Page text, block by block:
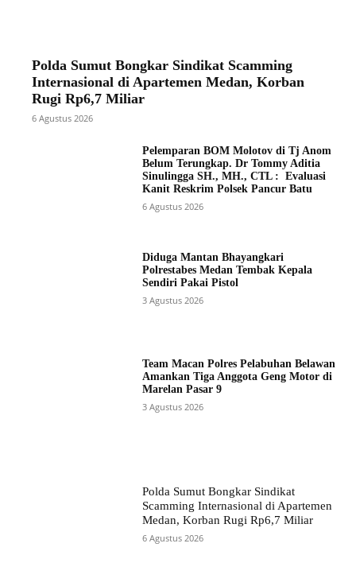
Polda Sumut Bongkar Sindikat Scamming
Internasional di Apartemen Medan, Korban
Rugi Rp6,7 Miliar
6 Agustus 2026
Pelemparan BOM Molotov di Tj Anom
Belum Terungkap. Dr Tommy Aditia
Sinulingga SH., MH., CTL : Evaluasi
Kanit Reskrim Polsek Pancur Batu
6 Agustus 2026
Diduga Mantan Bhayangkari
Polrestabes Medan Tembak Kepala
Sendiri Pakai Pistol
3 Agustus 2026
Team Macan Polres Pelabuhan Belawan
Amankan Tiga Anggota Geng Motor di
Marelan Pasar 9
3 Agustus 2026
Polda Sumut Bongkar Sindikat
Scamming Internasional di Apartemen
Medan, Korban Rugi Rp6,7 Miliar
6 Agustus 2026